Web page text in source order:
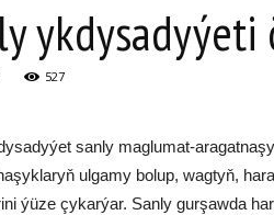
527
san­ly mag­lu­mat-
ul­ga­my bo­lup, wag­tyň,
ýü­ze çy­kar­ýar. San­ly gur­şaw­da